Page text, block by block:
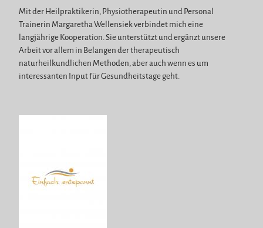
Mit der Heilpraktikerin, Physiotherapeutin und Personal
Trainerin Margaretha Wellensiek verbindet mich eine
langjährige Kooperation. Sie unterstützt und ergänzt unsere
Arbeit vor allem in Belangen der therapeutisch
naturheilkundlichen Methoden, aber auch wenn es um
interessanten Input für Gesundheitstage geht.